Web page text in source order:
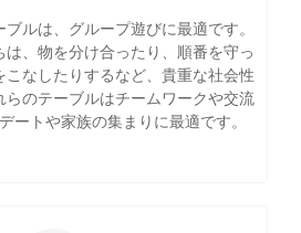
ルは、グループ遊びに最適です。
、物を分け合ったり、順番を守っ
こなしたりするなど、貴重な社会性
らのテーブルはチームワークや交流
ートや家族の集まりに最適です。